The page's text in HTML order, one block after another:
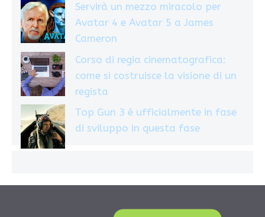
Servirà un mezzo miracolo per
Avatar 4 e Avatar 5 a James
Cameron
Corso di regia cinematografica:
come si costruisce la visione di un
regista
Top Gun 3 è ufficialmente in fase
di sviluppo in questa fase